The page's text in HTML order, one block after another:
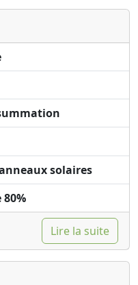
solaires
Lire la suite